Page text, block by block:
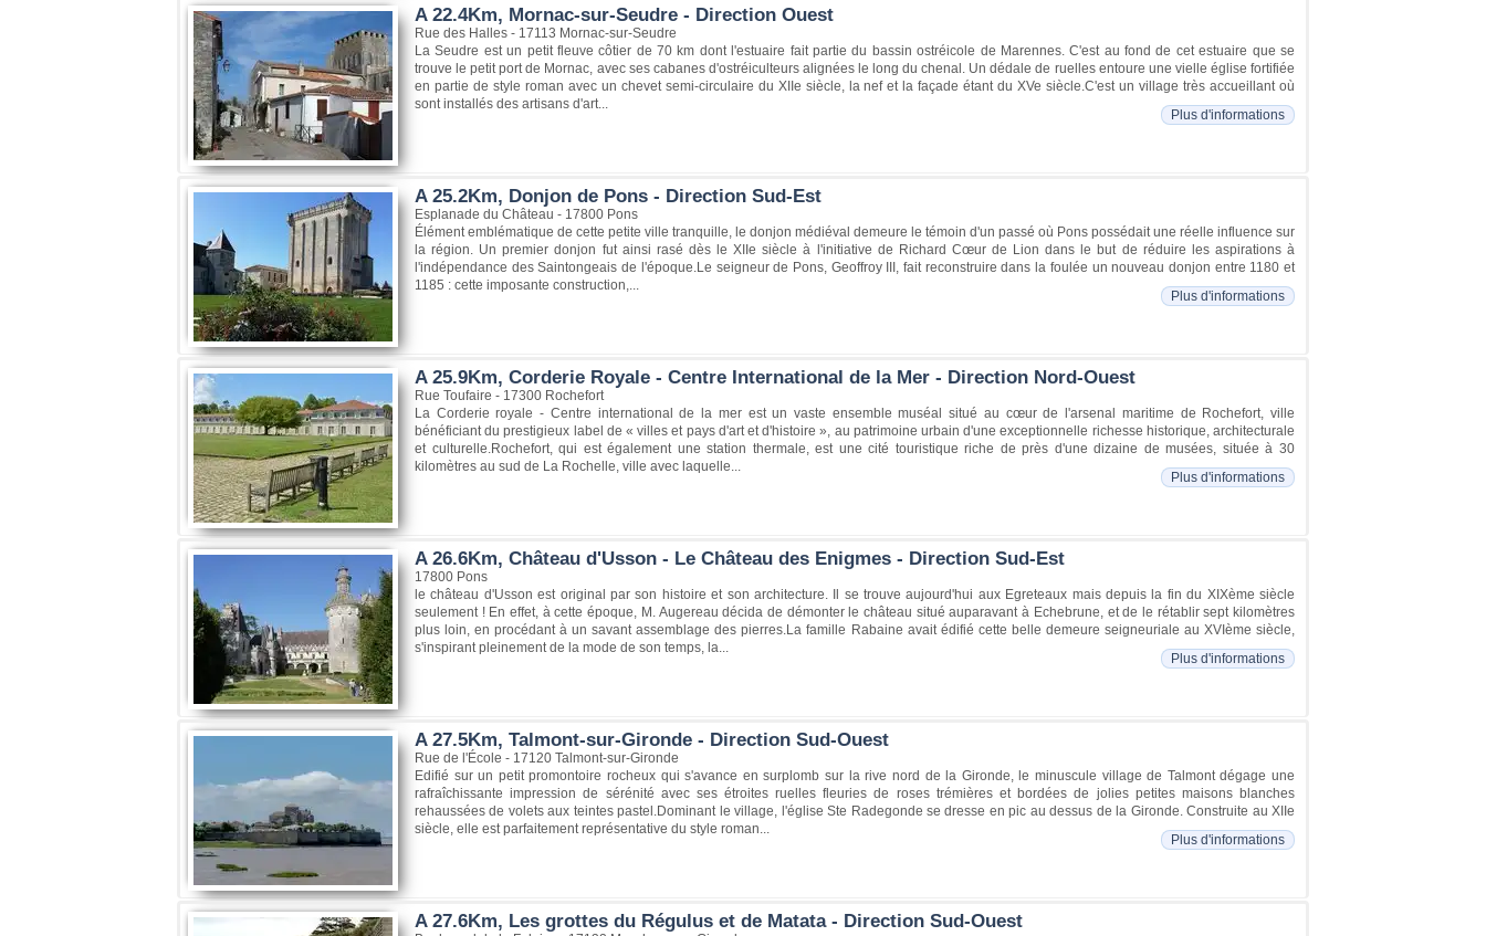
A 22.4Km, Mornac-sur-Seudre - Direction Ouest
Rue des Halles - 17113 Mornac-sur-Seudre
La Seudre est un petit fleuve côtier de 70 km dont l'estuaire fait partie du bassin ostréicole de Marennes. C'est au fond de cet estuaire que se
trouve le petit port de Mornac, avec ses cabanes d'ostréiculteurs alignées le long du chenal. Un dédale de ruelles entoure une vielle église fortifiée
en partie de style roman avec un chevet semi-circulaire du XIIe siècle, la nef et la façade étant du XVe siècle.C'est un village très accueillant où
sont installés des artisans d'art...
Plus d'informations
A 25.2Km, Donjon de Pons - Direction Sud-Est
Esplanade du Château - 17800 Pons
Élément emblématique de cette petite ville tranquille, le donjon médiéval demeure le témoin d'un passé où Pons possédait une réelle influence sur
la région. Un premier donjon fut ainsi rasé dès le XIIe siècle à l'initiative de Richard Cœur de Lion dans le but de réduire les aspirations à
l'indépendance des Saintongeais de l'époque.Le seigneur de Pons, Geoffroy III, fait reconstruire dans la foulée un nouveau donjon entre 1180 et
1185 : cette imposante construction,...
Plus d'informations
A 25.9Km, Corderie Royale - Centre International de la Mer - Direction Nord-Ouest
Rue Toufaire - 17300 Rochefort
La Corderie royale - Centre international de la mer est un vaste ensemble muséal situé au cœur de l'arsenal maritime de Rochefort, ville
bénéficiant du prestigieux label de « villes et pays d'art et d'histoire », au patrimoine urbain d'une exceptionnelle richesse historique, architecturale
et culturelle.Rochefort, qui est également une station thermale, est une cité touristique riche de près d'une dizaine de musées, située à 30
kilomètres au sud de La Rochelle, ville avec laquelle...
Plus d'informations
A 26.6Km, Château d'Usson - Le Château des Enigmes - Direction Sud-Est
17800 Pons
le château d'Usson est original par son histoire et son architecture. Il se trouve aujourd'hui aux Egreteaux mais depuis la fin du XIXème siècle
seulement ! En effet, à cette époque, M. Augereau décida de démonter le château situé auparavant à Echebrune, et de le rétablir sept kilomètres
plus loin, en procédant à un savant assemblage des pierres.La famille Rabaine avait édifié cette belle demeure seigneuriale au XVIème siècle,
s'inspirant pleinement de la mode de son temps, la...
Plus d'informations
A 27.5Km, Talmont-sur-Gironde - Direction Sud-Ouest
Rue de l'École - 17120 Talmont-sur-Gironde
Edifié sur un petit promontoire rocheux qui s'avance en surplomb sur la rive nord de la Gironde, le minuscule village de Talmont dégage une
rafraîchissante impression de sérénité avec ses étroites ruelles fleuries de roses trémières et bordées de jolies petites maisons blanches
rehaussées de volets aux teintes pastel.Dominant le village, l'église Ste Radegonde se dresse en pic au dessus de la Gironde. Construite au XIIe
siècle, elle est parfaitement représentative du style roman...
Plus d'informations
A 27.6Km, Les grottes du Régulus et de Matata - Direction Sud-Ouest